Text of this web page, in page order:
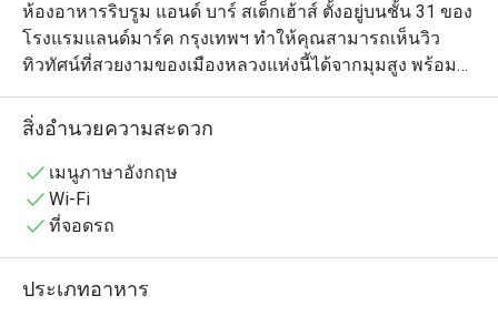
ห้องอาหารริบรูม แอนด์ บาร์ สเต็กเฮ้าส์ ตั้งอยู่บนชั้น 31 ของ
โรงแรมแลนด์มาร์ค กรุงเทพฯ ทำให้คุณสามารถเห็นวิว
ทิวทัศน์ที่สวยงามของเมืองหลวงแห่งนี้ได้จากมุมสูง พร้อม
กับรับประทานเมนูสเต็กต่างๆ ของทางร้านที่มีให้เลือก
มากมาย นอกจากนี้ ยังมีทีมเชฟฝีมือดีที่ถูกคัดเลือกมาอย่างดี
อาหารของทางร้านนั้นเป็นการผสมผสานความคลาสสิค
และร่วมสมัยเอาไว้ด้วยกันอย่างลงตัว ทำให้คุณได้
เพลิดเพลินไปกับมื้ออาหารที่น่าจดจำไม่รู้ลืมเลยทีเดียว
สิ่งอำนวยความสะดวก
เมนูภาษาอังกฤษ
Wi-Fi
ที่จอดรถ
ประเภทอาหาร